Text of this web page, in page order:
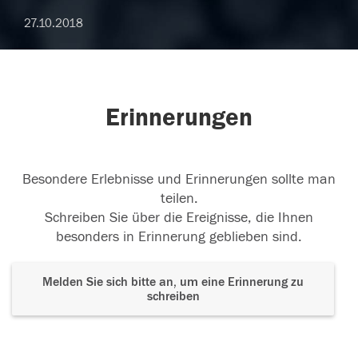
27.10.2018
Erinnerungen
Besondere Erlebnisse und Erinnerungen sollte man
teilen.
Schreiben Sie über die Ereignisse, die Ihnen
besonders in Erinnerung geblieben sind.
Melden Sie sich bitte an, um eine Erinnerung zu
schreiben